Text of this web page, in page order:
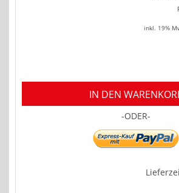
inkl. 19%
IN DEN
-ODER-